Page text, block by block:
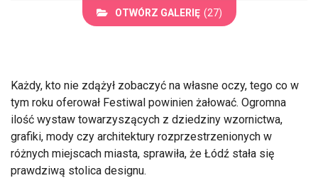
OTWÓRZ GALERIĘ (27)
Każdy, kto nie zdążył zobaczyć na własne oczy, tego co w
tym roku oferował Festiwal powinien żałować. Ogromna
ilość wystaw towarzyszących z dziedziny wzornictwa,
grafiki, mody czy architektury rozprzestrzenionych w
różnych miejscach miasta, sprawiła, że Łódź stała się
prawdziwą stolica designu.